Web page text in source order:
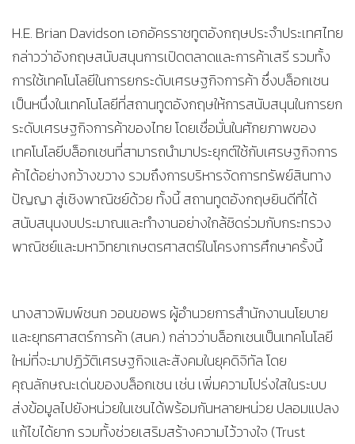
H.E. Brian Davidson เอกอัครราชทูตอังกฤษประจำประเทศไทย
กล่าวว่าอังกฤษสนับสนุนการเปิดตลาดและการค้าเสรี รวมทั้ง
การใช้เทคโนโลยีในการยกระดับเศรษฐกิจการค้า ซึ่งบล็อกเชน
เป็นหนึ่งในเทคโนโลยีที่สถานทูตอังกฤษให้การสนับสนุนในการยก
ระดับเศรษฐกิจการค้าของไทย โดยเชื่อมั่นในศักยภาพของ
เทคโนโลยีบล็อกเชนที่สามารถนำมาประยุกต์ใช้กับเศรษฐกิจการ
ค้าได้อย่างกว้างขวาง รวมถึงการบริหารจัดการทรัพย์สินทาง
ปัญญา สู่เชิงพาณิชย์ด้วย ทั้งนี้ สถานทูตอังกฤษยินดีที่ได้
สนับสนุนงบประมาณและทำงานอย่างใกล้ชิดร่วมกับกระทรวง
พาณิชย์และมหาวิทยาเกษตรศาสตร์ในโครงการศึกษาครั้งนี้
นางสาวพิมพ์ชนก วอนขอพร ผู้อำนวยการสำนักงานนโยบาย
และยุทธศาสตร์การค้า (สนค.) กล่าวว่าบล็อกเชนเป็นเทคโนโลยี
ใหม่ที่จะมาปฏิวัติเศรษฐกิจและสังคมในยุคดิจิทัล โดย
คุณลักษณะเด่นของบล็อกเชน เช่น เพิ่มความโปร่งใสในระบบ
ส่งข้อมูลไปยังหน่วยในเชนได้พร้อมกันหลายหน่วย ปลอมแปลง
แก้ไขได้ยาก รวมทั้งช่วยเสริมสร้างความไว้วางใจ (Trust